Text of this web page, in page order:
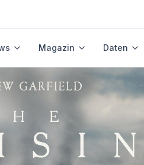
Magazin Daten